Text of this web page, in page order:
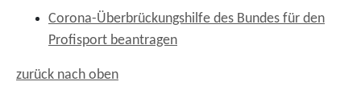
Corona-Überbrückungshilfe des Bundes für den
Profisport beantragen
zurück nach oben